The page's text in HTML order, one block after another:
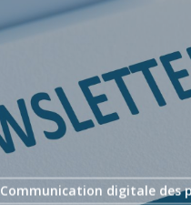
Communication digitale des